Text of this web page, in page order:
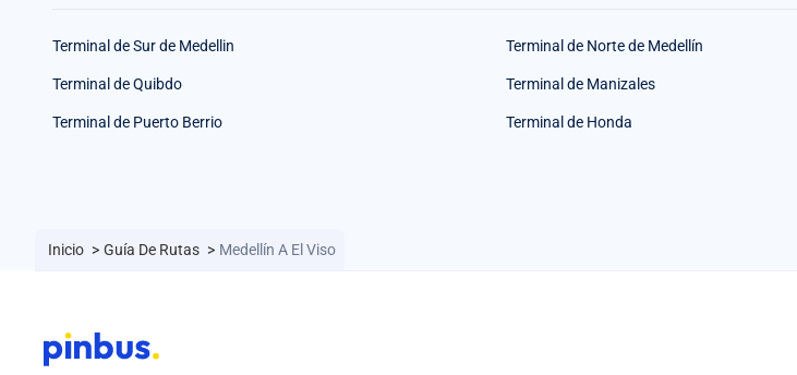
Terminal de Sur de Medellin Terminal de Norte de Medellín
Terminal de Quibdo Terminal de Manizales
Terminal de Puerto Berrio Terminal de Honda
Inicio > Guía De Rutas > Medellín A El Viso